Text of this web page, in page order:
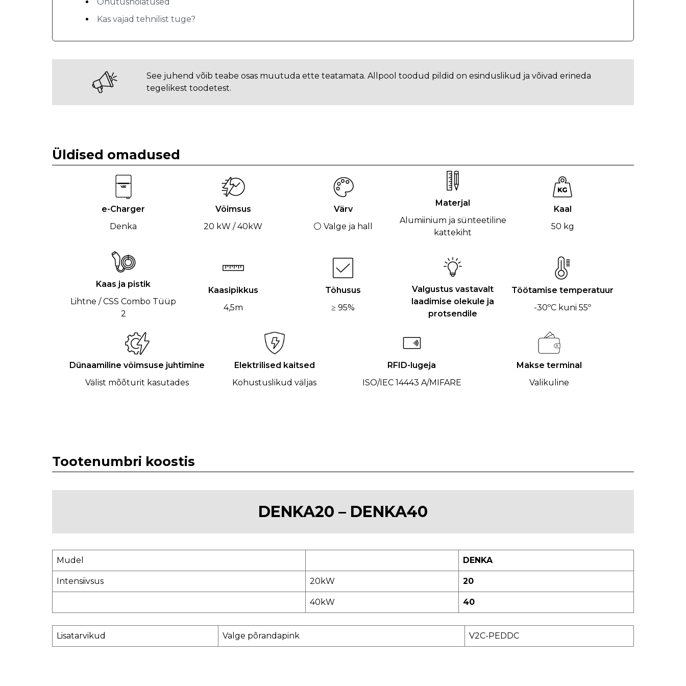
Kas vajad tehnilist tuge?
See juhend võib teabe osas muutuda ette teatamata. Allpool toodud pildid on esinduslikud ja võivad erineda
tegelikest toodetest.
Üldised omadused
e-Charger
Denka
Võimsus
20 kW / 40kW
Värv
⚪ Valge ja hall
Materjal
Alumiinium ja sünteetiline
kattekiht
Kaal
50 kg
Kaas ja pistik
Lihtne / CSS Combo Tüüp
2
Kaasipikkus
4,5m
Tõhusus
≥ 95%
Valgustus vastavalt
laadimise olekule ja
protsendile
Töötamise temperatuur
-30ºC kuni 55º
Dünaamiline võimsuse juhtimine
Välist mõõturit kasutades
Elektrilised kaitsed
Kohustuslikud väljas
RFID-lugeja
ISO/IEC 14443 A/MIFARE
Makse terminal
Valikuline
Tootenumbri koostis
DENKA20 – DENKA40
Mudel DENKA
Intensiivsus 20kW 20
40kW 40
Lisatarvikud Valge põrandapink V2C-PEDDC